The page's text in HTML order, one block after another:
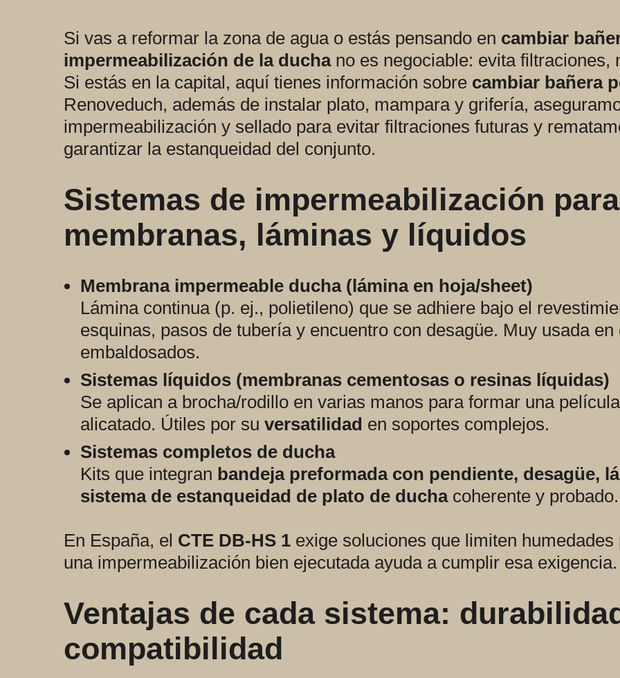
Si vas a reformar la zona de agua o estás pensando en cambiar
impermeabilización de la duchano es negociable: evita filtraciones,
Si estás en la capital, aquí tienes información sobre cambiar bañera
Renoveduch, además de instalar plato, mampara y grifería,
impermeabilización y sellado para evitar filtraciones futuras y
garantizar la estanqueidad del conjunto.
Sistemas de impermeabilización
membranas, láminas y líquidos
Membrana impermeable ducha (lámina en hoja/sheet)
Lámina continua (p. ej., polietileno) que se adhiere bajo el
esquinas, pasos de tubería y encuentro con desagüe. Muy usada en
embaldosados.
Sistemas líquidos (membranas cementosas o resinas líquidas)
Se aplican a brocha/rodillo en varias manos para formar una
alicatado. Útiles por su versatilidad en soportes complejos.
Sistemas completos de ducha
Kits que integran bandeja preformada con pendiente, desagüe,
sistema de estanqueidad de plato de duchacoherente y
En España, el CTE DB-HS 1 exige soluciones que limiten
una impermeabilización bien ejecutada ayuda a cumplir esa exigencia.
Ventajas de cada sistema:
compatibilidad